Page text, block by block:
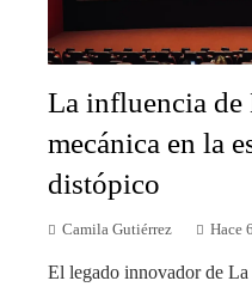
La influencia de
mecánica en la
distópico
Camila Gutiérrez Hace
El legado innovador de